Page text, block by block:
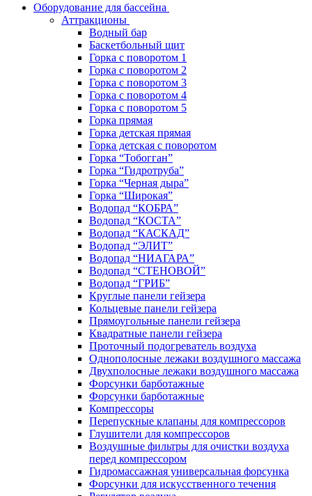
Оборудование для бассейна
Аттракционы
Водный бар
Баскетбольный щит
Горка с поворотом 1
Горка с поворотом 2
Горка с поворотом 3
Горка с поворотом 4
Горка с поворотом 5
Горка прямая
Горка детская прямая
Горка детская с поворотом
Горка “Тобогган”
Горка “Гидротруба”
Горка “Черная дыра”
Горка “Широкая”
Водопад “КОБРА”
Водопад “КОСТА”
Водопад “КАСКАД”
Водопад “ЭЛИТ”
Водопад “НИАГАРА”
Водопад “СТЕНОВОЙ”
Водопад “ГРИБ”
Круглые панели гейзера
Кольцевые панели гейзера
Прямоугольные панели гейзера
Квадратные панели гейзера
Проточный подогреватель воздуха
Однополосные лежаки воздушного массажа
Двухполосные лежаки воздушного массажа
Форсунки барботажные
Форсунки барботажные
Компрессоры
Перепускные клапаны для компрессоров
Глушители для компрессоров
Воздушные фильтры для очистки воздуха
перед компрессором
Гидромассажная универсальная форсунка
Форсунки для искусственного течения